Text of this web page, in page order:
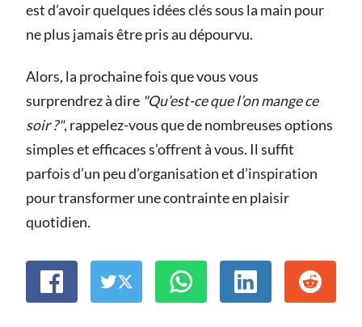
est d’avoir quelques idées clés sous la main pour
ne plus jamais être pris au dépourvu.
Alors, la prochaine fois que vous vous
surprendrez à dire "Qu’est-ce que l’on mange ce
soir ?", rappelez-vous que de nombreuses options
simples et efficaces s’offrent à vous. Il suffit
parfois d’un peu d’organisation et d’inspiration
pour transformer une contrainte en plaisir
quotidien.